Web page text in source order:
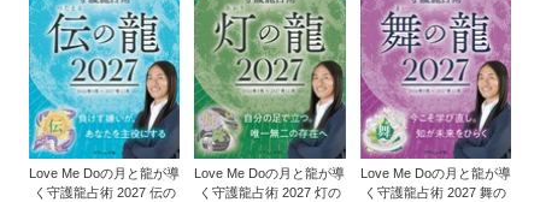
Love Me Doの月と龍が導
く守護龍占術 2027 伝の
Love Me Doの月と龍が導
く守護龍占術 2027 灯の
Love Me Doの月と龍が導
く守護龍占術 2027 舞の